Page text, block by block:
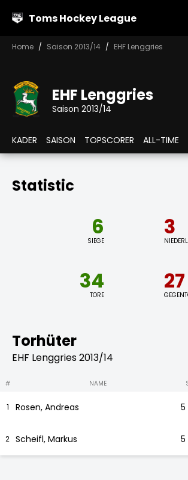
Toms Hockey League
Home Saison 2013/14 EHF Lenggries
EHF Lenggries
Saison 2013/14
KADER SAISON TOPSCORER ALL-TIME
Statistic
6
SIEGE
3
34
TORE
27
Torhüter
EHF Lenggries 2013/14
# NAME
1 Rosen, Andreas 5
2 Scheifl, Markus 5